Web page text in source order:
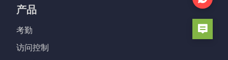
产品
考勤
访问控制